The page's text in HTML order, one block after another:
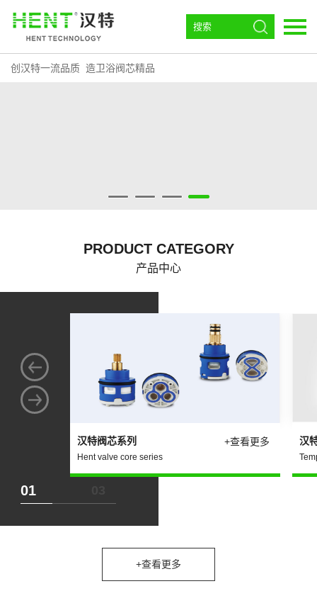
语言： EN
创汉特一流品质 造卫浴阀芯精品
PRODUCT CATEGORY
产品中心
汉特阀芯系列
Hent valve core series
+查看更多 汉
+查看更多